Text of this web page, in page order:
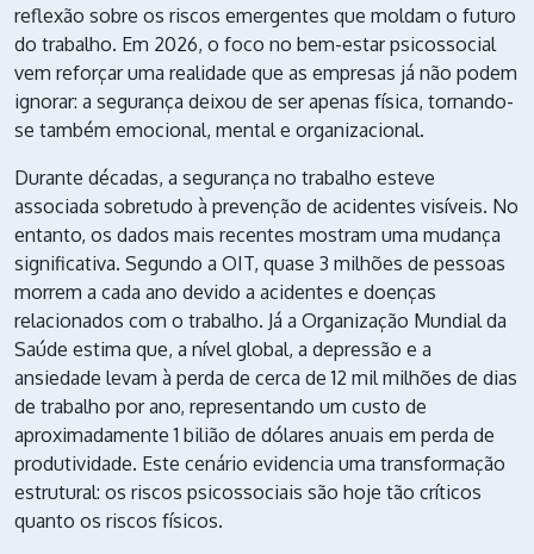
reflexão sobre os riscos emergentes que moldam o futuro
do trabalho. Em 2026, o foco no bem-estar psicossocial
vem reforçar uma realidade que as empresas já não podem
ignorar: a segurança deixou de ser apenas física, tornando-
se também emocional, mental e organizacional.
Durante décadas, a segurança no trabalho esteve
associada sobretudo à prevenção de acidentes visíveis. No
entanto, os dados mais recentes mostram uma mudança
significativa. Segundo a OIT, quase 3 milhões de pessoas
morrem a cada ano devido a acidentes e doenças
relacionados com o trabalho. Já a Organização Mundial da
Saúde estima que, a nível global, a depressão e a
ansiedade levam à perda de cerca de 12 mil milhões de dias
de trabalho por ano, representando um custo de
aproximadamente 1 bilião de dólares anuais em perda de
produtividade. Este cenário evidencia uma transformação
estrutural: os riscos psicossociais são hoje tão críticos
quanto os riscos físicos.